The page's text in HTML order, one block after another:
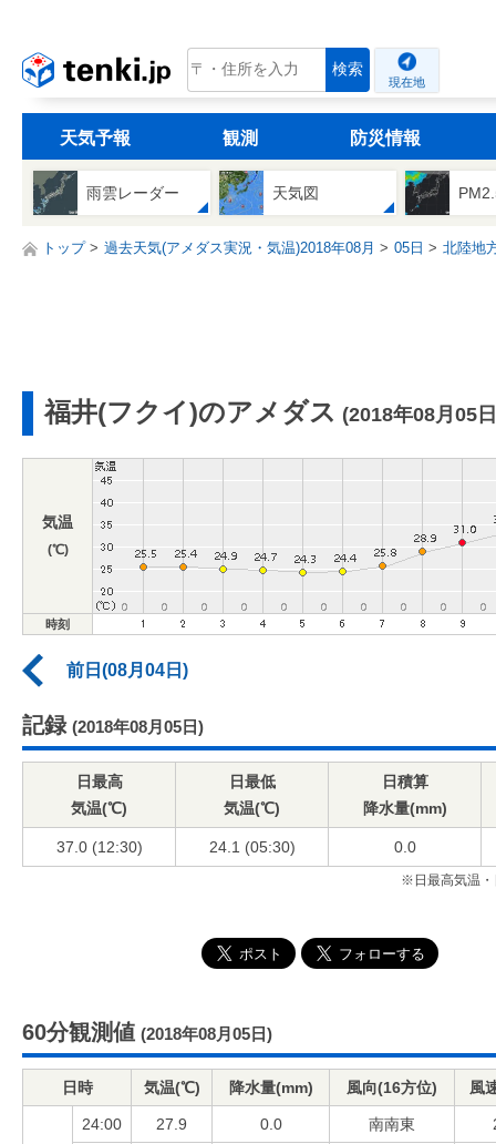
tenki.jp 検索
現在地
天気予報 観測 防災情報
雨雲レーダー 天気図
トップ 過去天気(アメダス実況・気温)2018年08月 05日 北陸地
福井(フクイ)のアメダス (2018年08月05
気温
(℃)
時刻
前日(08月04日)
記録 (2018年08月05日)
日最高
気温(℃)
日最低
気温(℃)
日積算
降水量(mm)
37.0 (12:30) 24.1 (05:30) 0.0
※日最高気温・
60分観測値 (2018年08月05日)
日時 気温(℃) 降水量(mm) 風向(16方位) 風
24:00 27.9 0.0 南南東